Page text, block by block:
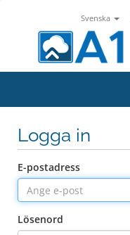
Svenska
Logga in
E-postadress
Lösenord